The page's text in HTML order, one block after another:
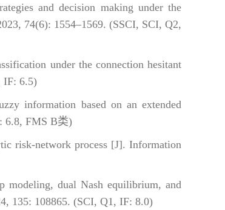
and decision making under the
74(6): 1554–1569. (SSCI, SCI, Q2,
under the connection hesitant
IF: 6.5)
information based on an extended
6.8, FMS B类)
risk-network process [J]. Information
modeling, dual Nash equilibrium, and
135: 108865. (SCI, Q1, IF: 8.0)